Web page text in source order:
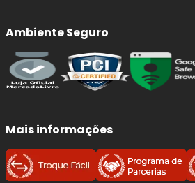
Ambiente Seguro
Mais informações